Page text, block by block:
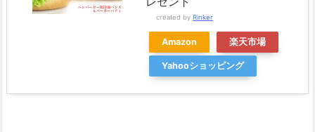
created by Rinker
Amazon 楽天市場
Yahooショッピング